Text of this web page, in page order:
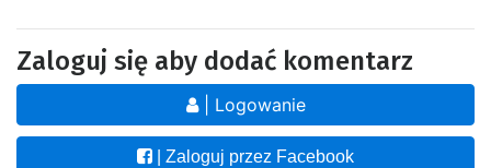
Zaloguj się aby dodać komentarz
| Logowanie
| Zaloguj przez Facebook